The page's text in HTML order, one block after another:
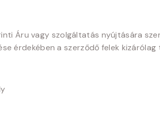
Áru vagy szolgáltatás nyújtására
érdekében a szerződő felek